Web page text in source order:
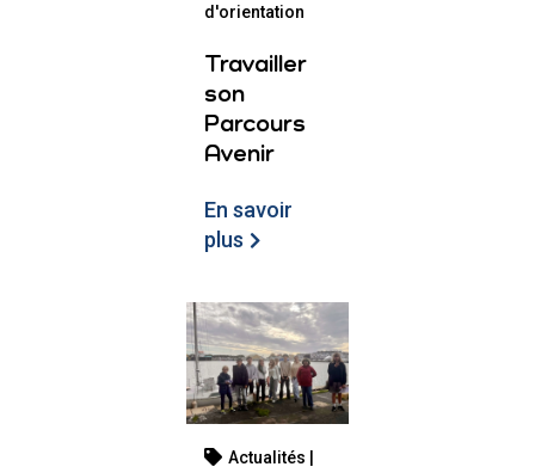
d'orientation
Travailler
son
Parcours
Avenir
En savoir
plus
Actualités |